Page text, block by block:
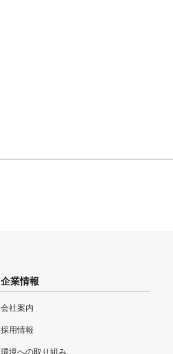
企業情報
会社案内
採用情報
環境への取り組み